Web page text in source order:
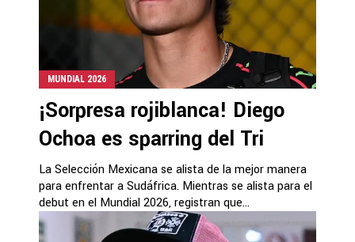
MUNDIAL 2026
¡Sorpresa rojiblanca! Diego
Ochoa es sparring del Tri
La Selección Mexicana se alista de la mejor manera
para enfrentar a Sudáfrica. Mientras se alista para el
debut en el Mundial 2026, registran que...